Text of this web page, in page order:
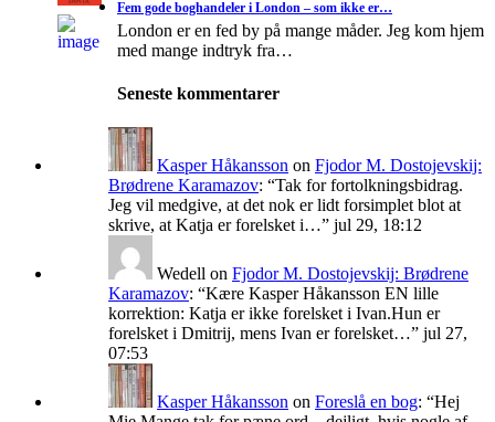
Fem gode boghandeler i London – som ikke er…
London er en fed by på mange måder. Jeg kom hjem
med mange indtryk fra…
Seneste kommentarer
Kasper Håkansson on Fjodor M. Dostojevskij:
Brødrene Karamazov: “Tak for fortolkningsbidrag.
Jeg vil medgive, at det nok er lidt forsimplet blot at
skrive, at Katja er forelsket i…” jul 29, 18:12
Wedell on Fjodor M. Dostojevskij: Brødrene
Karamazov: “Kære Kasper Håkansson EN lille
korrektion: Katja er ikke forelsket i Ivan.Hun er
forelsket i Dmitrij, mens Ivan er forelsket…” jul 27,
07:53
Kasper Håkansson on Foreslå en bog: “Hej